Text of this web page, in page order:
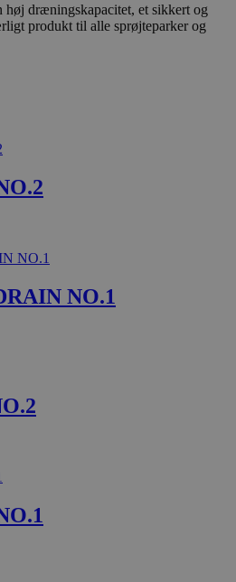
dræningskapacitet, et sikkert og
produkt til alle sprøjteparker og
NO.1